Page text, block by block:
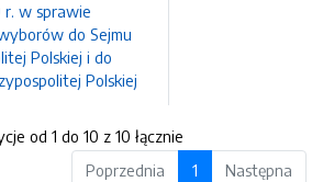
r. w sprawie
do Sejmu
Polskiej i do
Polskiej
od 1 do 10 z 10 łącznie
Poprzednia
1 Następna